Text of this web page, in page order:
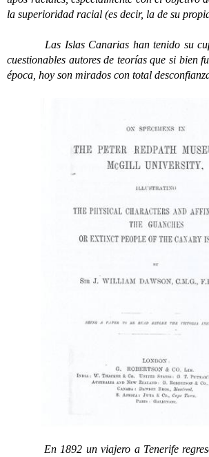
la superioridad racial (es decir, la de su
Las Islas Canarias han tenido su
cuestionables autores de teorías que si bien
época, hoy son mirados con total
En 1892 un viajero a Tenerife